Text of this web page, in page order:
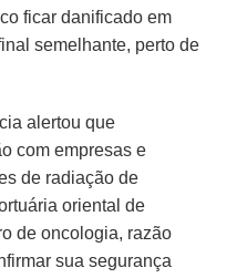
ficar danificado em
semelhante, perto de
alertou que
com empresas e
de radiação de
oriental de
de oncologia, razão
sua segurança